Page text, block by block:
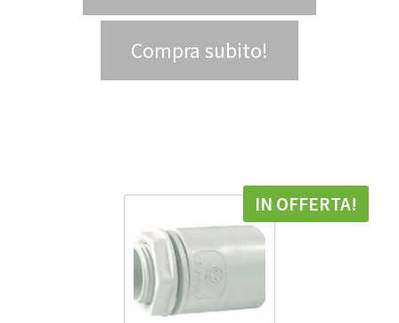
Compra subito!
IN OFFERTA!